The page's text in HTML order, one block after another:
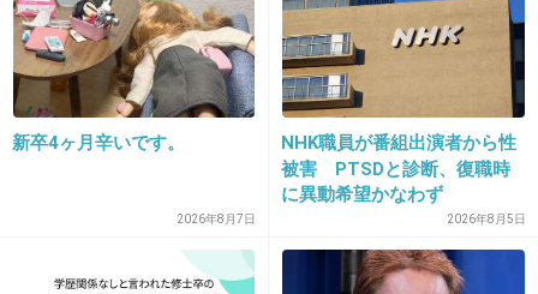
14. 匿名2019/06/20(木) 18:53:17
ぶっちゃけスマホ2台持ち
仕事用でSNSやらないし
もうFacebookは検索されても
閉鎖してるしTwitterもインスタも
誤魔化してるからバレない
+12 -0
新卒4ヶ月辛いです。
2026年8月7日
NHK職員が番組出演者から性
被害 PTSDと診断、復職時
に異動希望かなわず
2026年8月5日